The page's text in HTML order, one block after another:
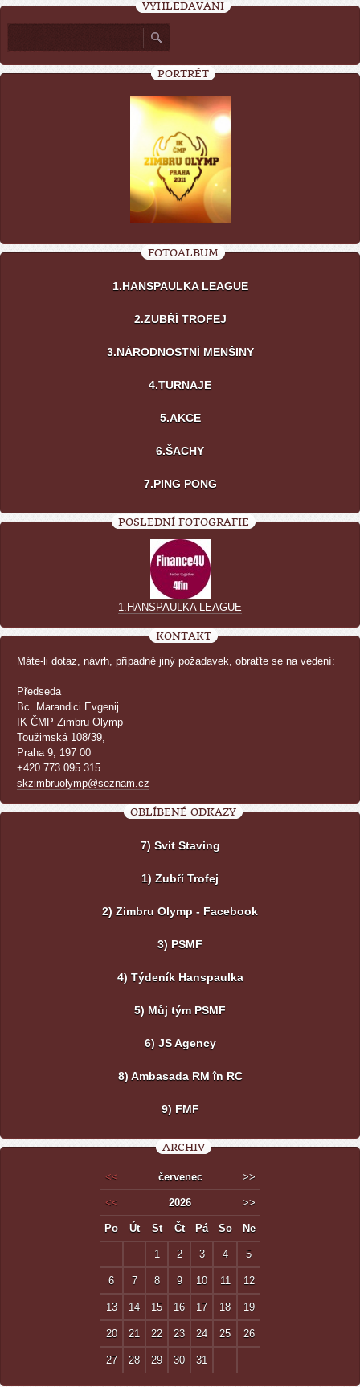
VYHLEDÁVÁNÍ
PORTRÉT
FOTOALBUM
1.HANSPAULKA LEAGUE
2.ZUBŘÍ TROFEJ
3.NÁRODNOSTNÍ MENŠINY
4.TURNAJE
5.AKCE
6.ŠACHY
7.PING PONG
POSLEDNÍ FOTOGRAFIE
1.HANSPAULKA LEAGUE
KONTAKT
Máte-li dotaz, návrh, případně jiný požadavek, obraťte se na vedení:
Předseda
Bc. Marandici Evgenij
IK ČMP Zimbru Olymp
Toužimská 108/39,
Praha 9, 197 00
+420 773 095 315
skzimbruolymp@seznam.cz
OBLÍBENÉ ODKAZY
7) Svit Staving
1) Zubří Trofej
2) Zimbru Olymp - Facebook
3) PSMF
4) Týdeník Hanspaulka
5) Můj tým PSMF
6) JS Agency
8) Ambasada RM în RC
9) FMF
ARCHIV
<< červenec >>
<< 2026 >>
Po Út St Čt Pá So Ne
1 2 3 4 5
6 7 8 9 10 11 12
13 14 15 16 17 18 19
20 21 22 23 24 25 26
27 28 29 30 31